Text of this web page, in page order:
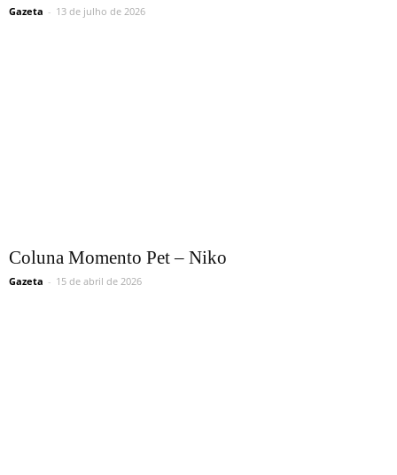
Gazeta - 13 de julho de 2026
Coluna Momento Pet – Niko
Gazeta - 15 de abril de 2026